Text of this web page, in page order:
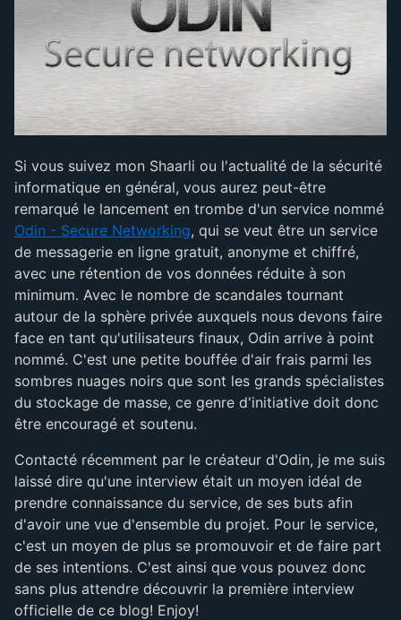
Si vous suivez mon Shaarli ou l'actualité de la sécurité
informatique en général, vous aurez peut-être
remarqué le lancement en trombe d'un service nommé
Odin - Secure Networking, qui se veut être un service
de messagerie en ligne gratuit, anonyme et chiffré,
avec une rétention de vos données réduite à son
minimum. Avec le nombre de scandales tournant
autour de la sphère privée auxquels nous devons faire
face en tant qu'utilisateurs finaux, Odin arrive à point
nommé. C'est une petite bouffée d'air frais parmi les
sombres nuages noirs que sont les grands spécialistes
du stockage de masse, ce genre d'initiative doit donc
être encouragé et soutenu.
Contacté récemment par le créateur d'Odin, je me suis
laissé dire qu'une interview était un moyen idéal de
prendre connaissance du service, de ses buts afin
d'avoir une vue d'ensemble du projet. Pour le service,
c'est un moyen de plus se promouvoir et de faire part
de ses intentions. C'est ainsi que vous pouvez donc
sans plus attendre découvrir la première interview
officielle de ce blog! Enjoy!